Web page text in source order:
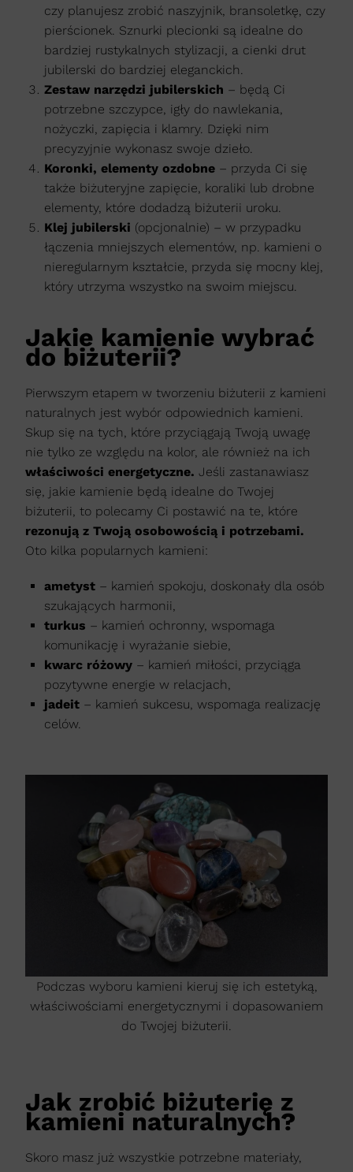
czy planujesz zrobić naszyjnik, bransoletkę, czy
pierścionek. Sznurki plecionki są idealne do
bardziej rustykalnych stylizacji, a cienki drut
jubilerski do bardziej eleganckich.
Zestaw narzędzi jubilerskich – będą Ci
potrzebne szczypce, igły do nawlekania,
nożyczki, zapięcia i klamry. Dzięki nim
precyzyjnie wykonasz swoje dzieło.
Koronki, elementy ozdobne – przyda Ci się
także biżuteryjne zapięcie, koraliki lub drobne
elementy, które dodadzą biżuterii uroku.
Klej jubilerski (opcjonalnie) – w przypadku
łączenia mniejszych elementów, np. kamieni o
nieregularnym kształcie, przyda się mocny klej,
który utrzyma wszystko na swoim miejscu.
Jakie kamienie wybrać
do biżuterii?
Pierwszym etapem w tworzeniu biżuterii z kamieni
naturalnych jest wybór odpowiednich kamieni.
Skup się na tych, które przyciągają Twoją uwagę
nie tylko ze względu na kolor, ale również na ich
właściwości energetyczne. Jeśli zastanawiasz
się, jakie kamienie będą idealne do Twojej
biżuterii, to polecamy Ci postawić na te, które
rezonują z Twoją osobowością i potrzebami.
Oto kilka popularnych kamieni:
ametyst – kamień spokoju, doskonały dla osób
szukających harmonii,
turkus – kamień ochronny, wspomaga
komunikację i wyrażanie siebie,
kwarc różowy – kamień miłości, przyciąga
pozytywne energie w relacjach,
jadeit – kamień sukcesu, wspomaga realizację
celów.
Podczas wyboru kamieni kieruj się ich estetyką,
właściwościami energetycznymi i dopasowaniem
do Twojej biżuterii.
Jak zrobić biżuterię z
kamieni naturalnych?
Skoro masz już wszystkie potrzebne materiały,